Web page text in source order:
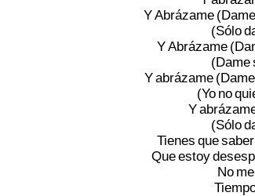
YAbrázame (Dame
(Sólo
YAbrázame
(Dame
Yabrázame (Dame
(Yo no
Y
(Sólo
Tienes quesaber
Queestoy
No me